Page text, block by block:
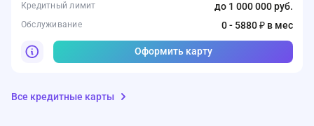
Кредитный лимит до 1 000 000 руб.
Обслуживание 0 - 5880 ₽ в мес
Оформить карту
Все кредитные карты